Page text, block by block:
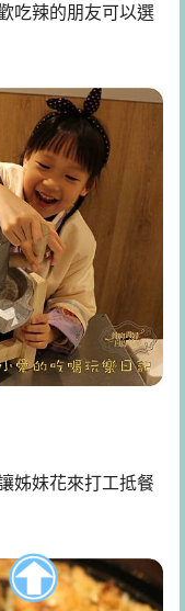
吃辣的朋友可以選
姊妹花來打工抵餐